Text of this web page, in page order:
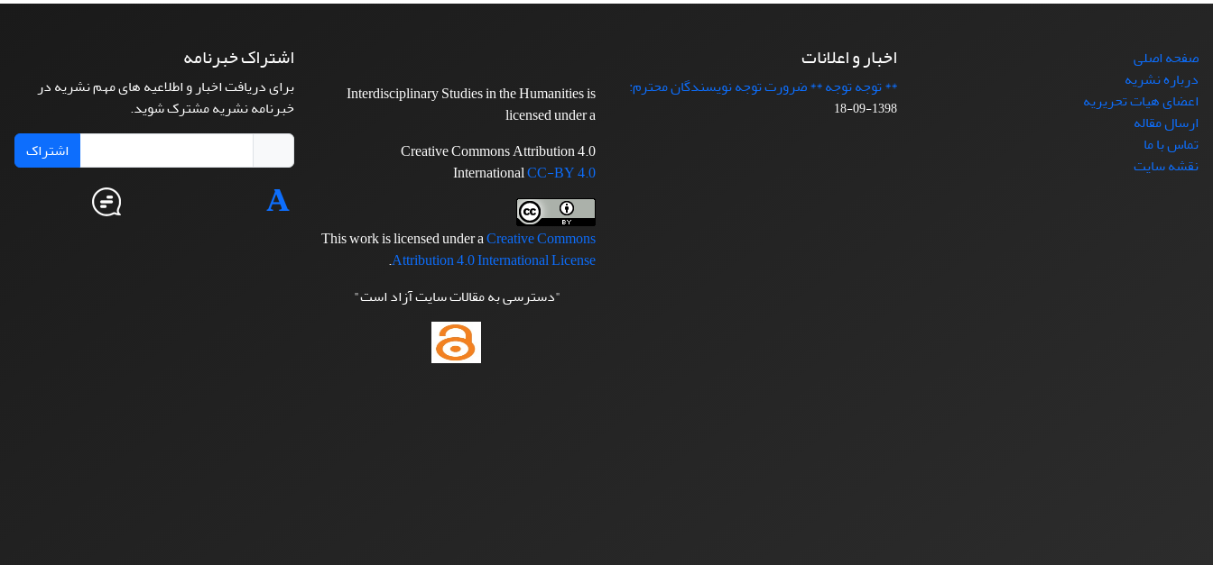
صفحه اصلی
درباره نشریه
اعضای هیات تحریریه
ارسال مقاله
تماس با ما
نقشه سایت
اخبار و اعلانات
** توجه توجه ** ضرورت توجه نویسندگان محترم:
1398-09-18
Interdisciplinary Studies in the Humanities is
licensed under a
Creative Commons Attribution 4.0
InternationalCC-BY 4.0
This work is licensed under aCreative Commons
Attribution 4.0 International License
.
"دسترسی به مقالات سایت آزاد است"
اشتراک خبرنامه
برای دریافت اخبار و اطلاعیه های مهم نشریه در
خبرنامه نشریه مشترک شوید.
اشتراک